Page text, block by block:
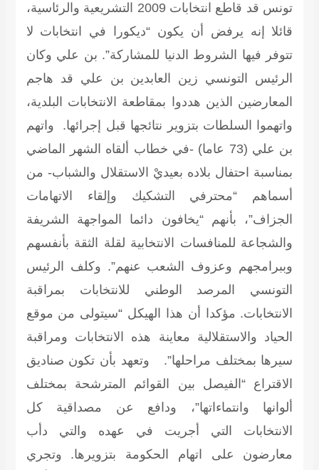
تونس قد قاطع انتخابات 2009 التشريعية والرئاسية،
قائلا إنه يرفض أن يكون “ديكورا في انتخابات لا
تتوفر فيها الشروط الدنيا للمشاركة”. بن علي وكان
الرئيس التونسي زين العابدين بن علي قد هاجم
المعارضين الذين هددوا بمقاطعة الانتخابات البلدية،
واتهموا السلطات بتزوير نتائجها قبل إجرائها. واتهم
بن علي (73 عاما) -في خطاب ألقاه الشهر الماضي
بمناسبة احتفال بلاده بعيديْ الاستقلال والشباب- من
أسماهم “محترفي التشكيك وإلقاء الاتهامات
الجزاف”، بأنهم “يخافون دائما المواجهة الشريفة
والشجاعة للمنافسات الانتخابية لقلة الثقة بأنفسهم
وببرامجهم وعزوف الشعب عنهم”. وكلف الرئيس
التونسي المرصد الوطني للانتخابات بمراقبة
الانتخابات. مؤكدا أن هذا الهيكل “سيتولى من موقع
الحياد والاستقلالية معاينة هذه الانتخابات ومراقبة
سيرها بمختلف مراحلها”. وتعهد بأن تكون صناديق
الاقتراع “الفيصل بين القوائم المترشحة بمختلف
ألوانها وانتماءاتها”، ودافع عن مصداقية كل
الانتخابات التي أجريت في عهده والتي دأب
معارضون على اتهام الحكومة بتزويرها. وتجري